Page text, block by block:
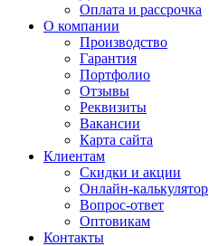
Оплата и рассрочка
О компании
Производство
Гарантия
Портфолио
Отзывы
Реквизиты
Вакансии
Карта сайта
Клиентам
Скидки и акции
Онлайн-калькулятор
Вопрос-ответ
Оптовикам
Контакты